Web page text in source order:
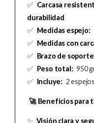
✅ Carcasa
durabilidad
✅ Medidas espejo:
✅ Medidas con
✅ Brazo de
✅ Peso total: 950
✅
Incluye: 2
🚀 Beneficios para
✨ Visión clara y